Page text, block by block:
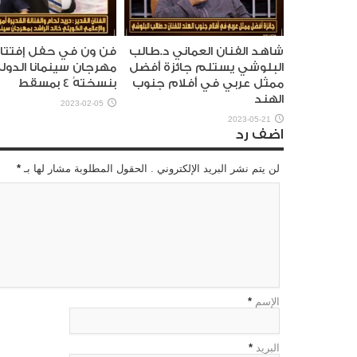
شاهد الفنان العماني د.طالب
البلوشي يستلم جائزة أفضل
ممثل عربي في أفلام جنوب
الهند
2023-05-21
فن ون في حفل
مهرجان سينمانا
بنسختهُ 4 بمسقط
2023-02-05
اضف رد
لن يتم نشر البريد الإلكتروني . الحقول المطلوبة مشار لها بـ *
الإسم *
البريد *